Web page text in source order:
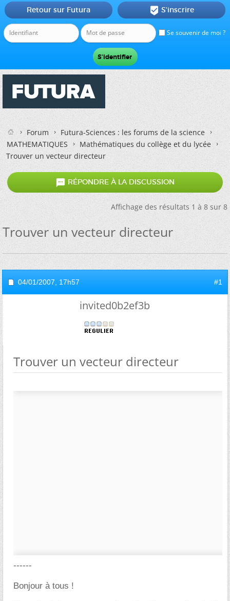
Se souvenir de moi ?
Retour sur Futura  S'inscrire
Forum
Futura-Sciences : les forums de la science
MATHEMATIQUES
Mathématiques du collège et du lycée
Trouver un vecteur directeur
 RÉPONDRE À LA DISCUSSION
Affichage des résultats 1 à 8 sur 8
Trouver un vecteur directeur
04/01/2007, 17h57 #1
invited0b2ef3b
Trouver un vecteur directeur
------
Bonjour à tous !